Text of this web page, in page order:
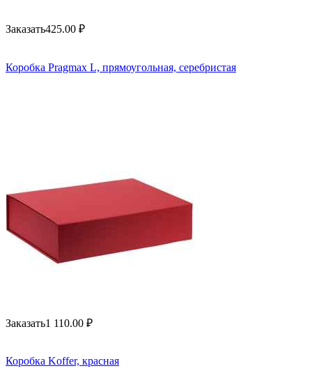
Заказать425.00 ₽
Коробка Pragmax L, прямоугольная, серебристая
Заказать1 110.00 ₽
Коробка Koffer, красная